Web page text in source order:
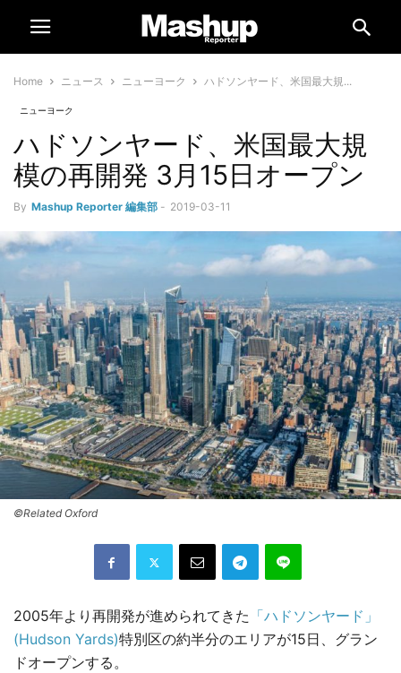
Home ニュース ニューヨーク ハドソンヤード、米国最大規...
ニューヨーク
ハドソンヤード、米国最大規
模の再開発 3月15日オープン
By Mashup Reporter 編集部 - 2019-03-11
©Related Oxford
2005年より再開発が進められてきた 「ハドソンヤード」
(Hudson Yards)特別区の約半分のエリアが15日、グラン
ドオープンする。